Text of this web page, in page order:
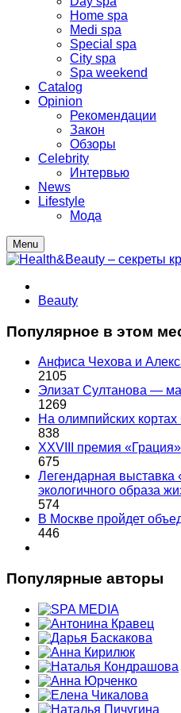
Home spa
Medi spa
Special spa
City spa
Spa weekend
Catalog
Opinion
Рекомендации
Закон
Обзоры
Celebrity
Интервью
News
Lifestyle
Мода
Menu
Beauty
Популярное в этом
Анфиса Чехова и
2105
Элизат Султанова —
1269
На олимпийских
838
XXVIII премия «Грация»
675
Легендарная выставка
экологичного образа
574
В Москве пройдет
446
Популярные авторы